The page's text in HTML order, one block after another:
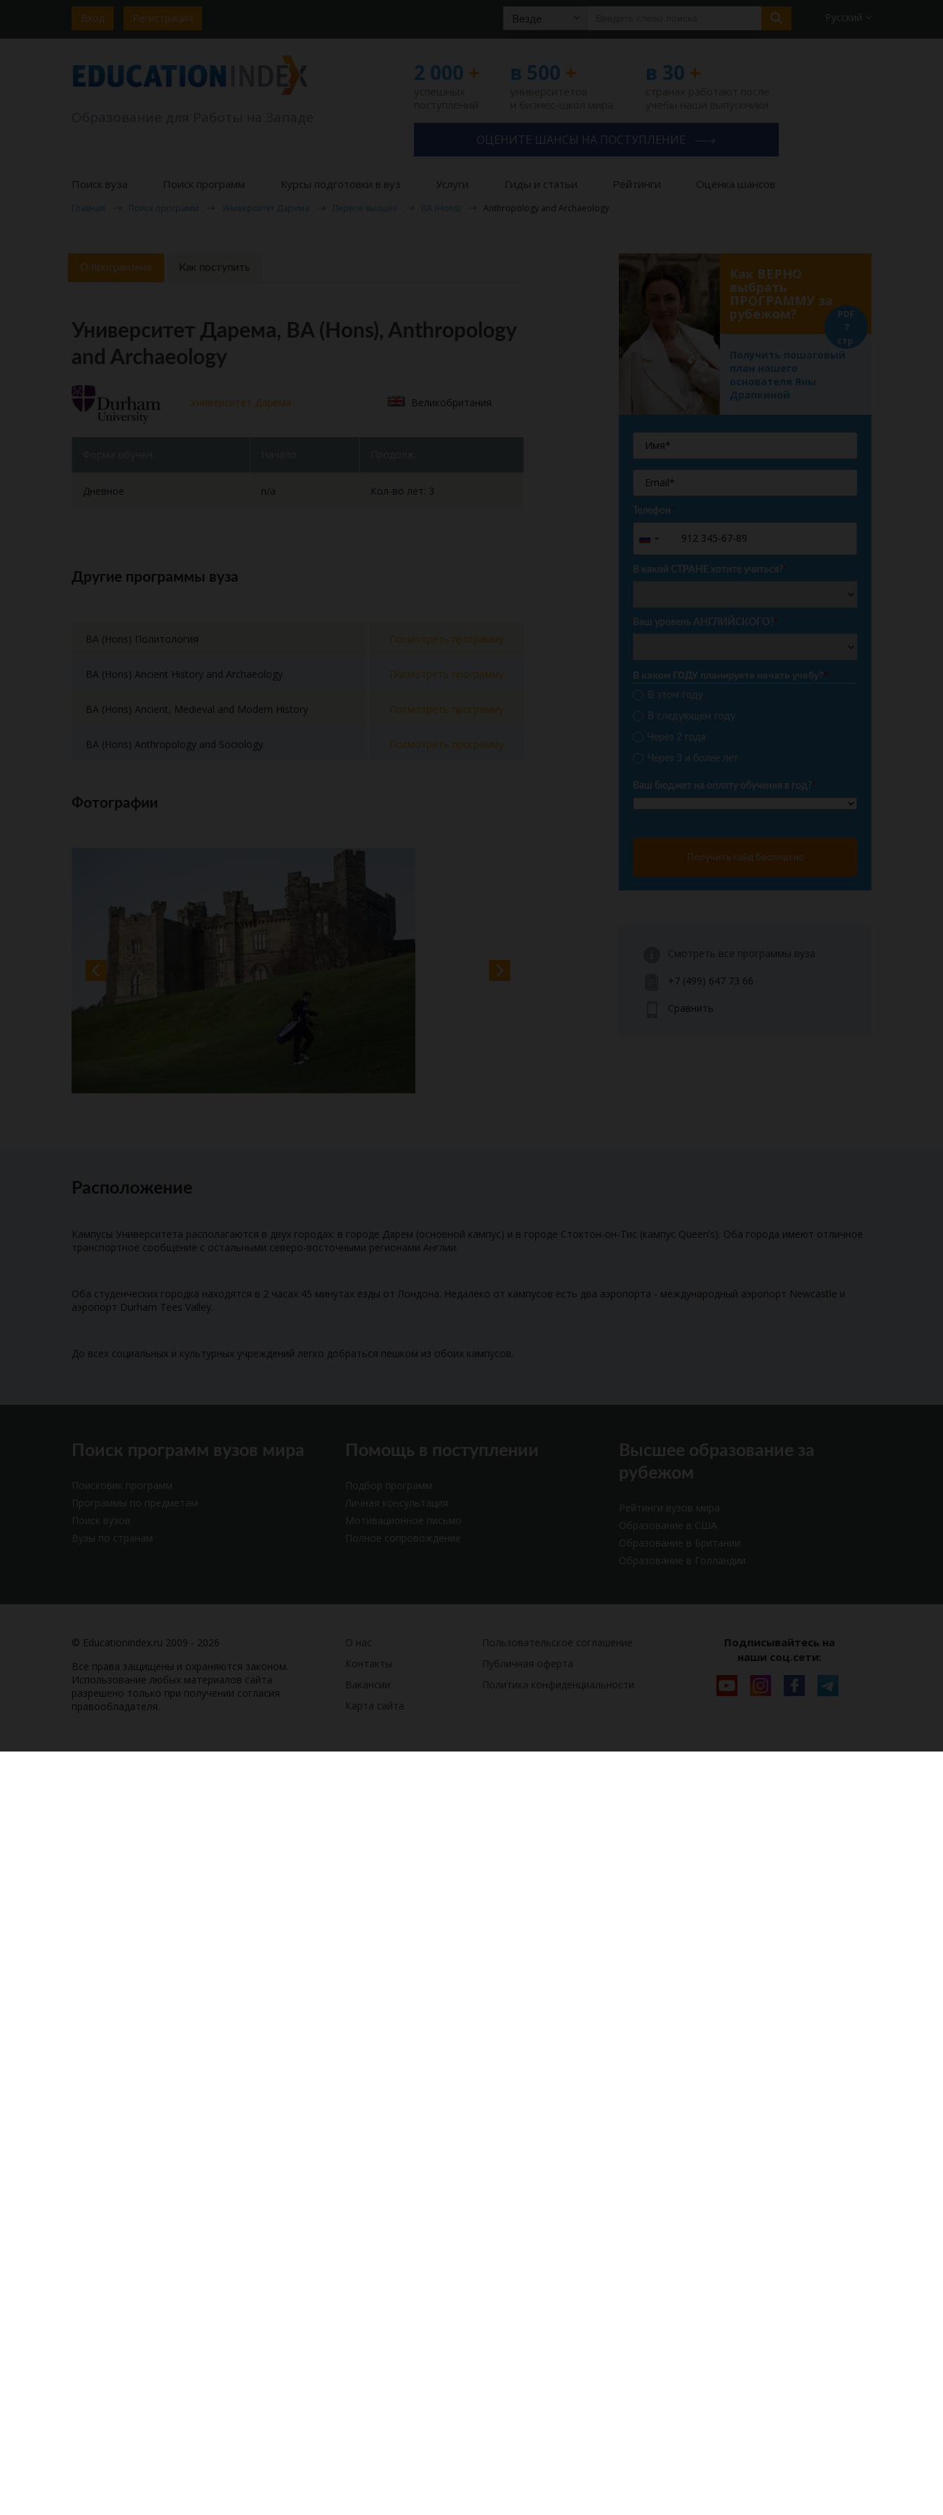
Вход Регистрация Везде Русский
2 000 + в 500 + в 30 +
ОЦЕНИТЕ ШАНСЫ НА ПОСТУПЛЕНИЕ
Поиск вуза Поиск программ Курсы подготовки в вуз Услуги Гиды и статьи Рейтинги Оценка шансов
Главная Поиск программ Университет Дарема Первое высшее BA (Hons) Anthropology and Archaeology
О программме Как поступить
Университет Дарема, BA (Hons), Anthropology
and Archaeology
Университет Дарема Великобритания
Дневное n/a Кол-во лет: 3
Другие программы вуза
BA (Hons) Политология Посмотреть программу
BA (Hons) Ancient History and Archaeology Посмотреть программу
BA (Hons) Ancient, Medieval and Modern History Посмотреть программу
BA (Hons) Anthropology and Sociology Посмотреть программу
Фотографии
Как ВЕРНО
выбрать
ПРОГРАММУ за
рубежом?
Получить пошаговый
план нашего
основателя Яны
Драпкиной
PDF
7
стр.
Телефон*
Russia
+7
В какой СТРАНЕ хотите учиться?*
Ваш уровень АНГЛИЙСКОГО?*
В каком ГОДУ планируете начать учебу?*
В этом году
В следующем году
Через 2 года
Через 3 и более лет
Ваш бюджет на оплату обучения в год?*
Получить гайд бесплатно
Смотреть все программы вуза
+7 (499) 647 73 66
Сравнить
Расположение
Кампусы Университета располагаются в двух городах: в городе Дарем (основной кампус) и в городе Стоктон-он-Тис (кампус Queen’s). Оба города имеют отличное
транспортное сообщение с остальными северо-восточными регионами Англии.
Оба студенческих городка находятся в 2 часах 45 минутах езды от Лондона. Недалеко от кампусов есть два аэропорта - международный аэропорт Newcastle и
аэропорт Durham Tees Valley.
До всех социальных и культурных учреждений легко добраться пешком из обоих кампусов.
Поиск программ вузов мира
Поисковик программ
Программы по предметам
Поиск вузов
Вузы по странам
Помощь в поступлении
Подбор программ
Личная консультация
Мотивационное письмо
Полное сопровождение
Высшее образование за
рубежом
Рейтинги вузов мира
Образование в США
Образование в Британии
Образование в Голландии
© Educationindex.ru 2009 - 2026
Все права защищены и охраняются законом.
Использование любых материалов сайта
разрешено только при получении согласия
правообладателя.
О нас
Контакты
Вакансии
Карта сайта
Пользовательское соглашение
Публичная оферта
Политика конфиденциальности
Подписывайтесь на
наши соц.сети: